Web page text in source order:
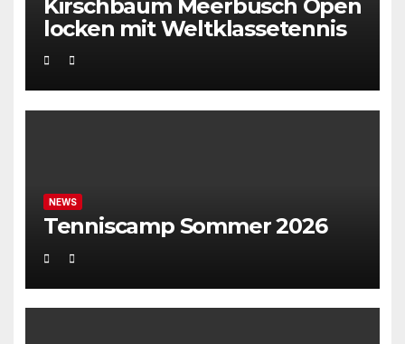
Kirschbaum Meerbusch Open
locken mit Weltklassetennis
NEWS
Tenniscamp Sommer 2026